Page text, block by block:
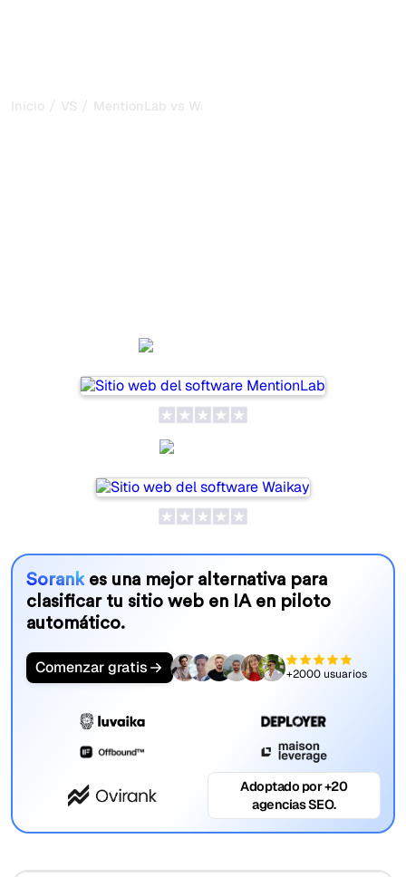
Inicio / VS / MentionLab vs Waikay
Sorankes una mejor alternativa para
clasificar tu sitio web en IA en piloto
automático.
Comenzar gratis +2000 usuarios
Adoptado por +20
agencias SEO.